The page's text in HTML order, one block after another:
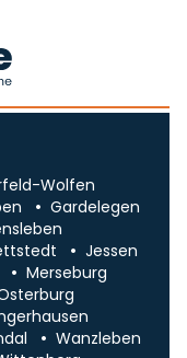
Wolfen
Gardelegen
Jessen
Merseburg
Wanzleben